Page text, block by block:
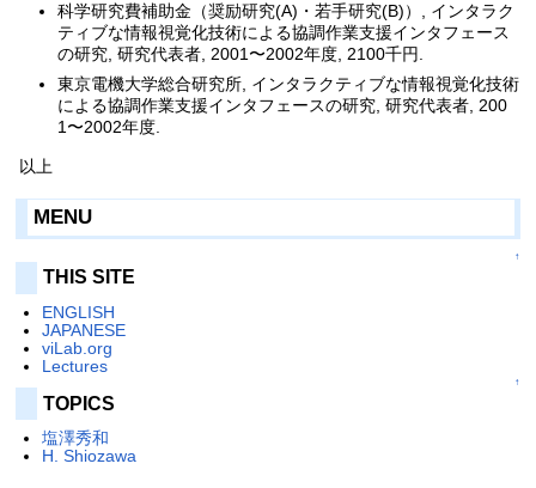
科学研究費補助金（奨励研究(A)・若手研究(B)）, インタラク
ティブな情報視覚化技術による協調作業支援インタフェース
の研究, 研究代表者, 2001〜2002年度, 2100千円.
東京電機大学総合研究所, インタラクティブな情報視覚化技術
による協調作業支援インタフェースの研究, 研究代表者, 200
1〜2002年度.
以上
MENU
↑
THIS SITE
ENGLISH
JAPANESE
viLab.org
Lectures
↑
TOPICS
塩澤秀和
H. Shiozawa